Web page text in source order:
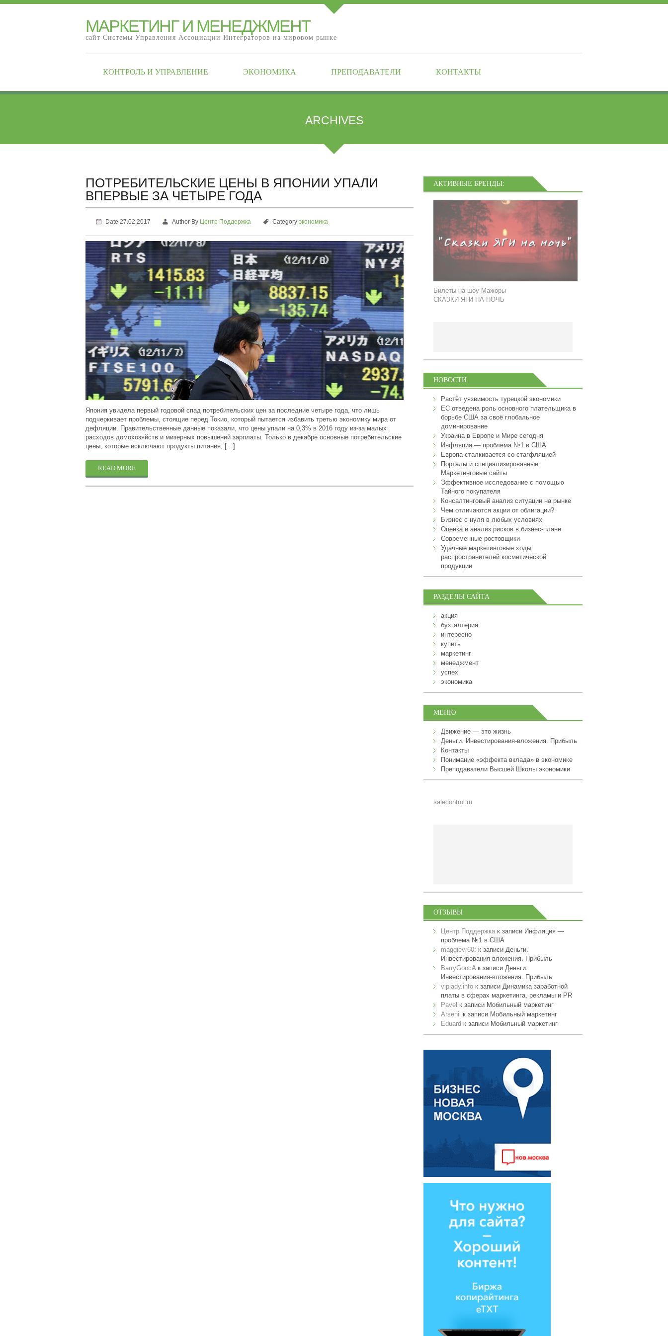
МАРКЕТИНГ И МЕНЕДЖМЕНТ
сайт Системы Управления Ассоциации Интеграторов на мировом рынке
КОНТРОЛЬ И УПРАВЛЕНИЕ ЭКОНОМИКА ПРЕПОДАВАТЕЛИ КОНТАКТЫ
ARCHIVES
ПОТРЕБИТЕЛЬСКИЕ ЦЕНЫ В ЯПОНИИ УПАЛИ
ВПЕРВЫЕ ЗА ЧЕТЫРЕ ГОДА
Date 27.02.2017 Author By Центр Поддержка Category экономика
Япония увидела первый годовой спад потребительских цен за последние четыре года, что лишь
подчеркивает проблемы, стоящие перед Токио, который пытается избавить третью экономику мира от
дефляции. Правительственные данные показали, что цены упали на 0,3% в 2016 году из-за малых
расходов домохозяйств и мизерных повышений зарплаты. Только в декабре основные потребительские
цены, которые исключают продукты питания, […]
READ MORE
АКТИВНЫЕ БРЕНДЫ:
Билеты на шоу Мажоры
СКАЗКИ ЯГИ НА НОЧЬ
НОВОСТИ:
Растёт уязвимость турецкой экономики
ЕС отведена роль основного плательщика в
борьбе США за своё глобальное
доминирование
Украина в Европе и Мире сегодня
Инфляция — проблема №1 в США
Европа сталкивается со стагфляцией
Порталы и специализированные
Маркетинговые сайты
Эффективное исследование с помощью
Тайного покупателя
Консалтинговый анализ ситуации на рынке
Чем отличаются акции от облигации?
Бизнес с нуля в любых условиях
Оценка и анализ рисков в бизнес-плане
Современные ростовщики
Удачные маркетинговые ходы
распространителей косметической
продукции
РАЗДЕЛЫ САЙТА
акция
бухгалтерия
интересно
купить
маркетинг
менеджмент
успех
экономика
МЕНЮ
Движение — это жизнь
Деньги. Инвестирования-вложения. Прибыль
Контакты
Понимание «эффекта вклада» в экономике
Преподаватели Высшей Школы экономики
salecontrol.ru
ОТЗЫВЫ
Центр Поддержка к записи Инфляция —
проблема №1 в США
maggievr60: к записи Деньги.
Инвестирования-вложения. Прибыль
BarryGoocAк записи Деньги.
Инвестирования-вложения. Прибыль
viplady.info к записи Динамика заработной
платы в сферах маркетинга, рекламы и PR
Pavel к записи Мобильный маркетинг
Arsenii к записи Мобильный маркетинг
Eduard к записи Мобильный маркетинг